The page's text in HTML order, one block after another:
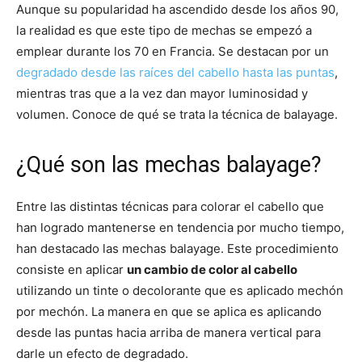
Aunque su popularidad ha ascendido desde los años 90,
la realidad es que este tipo de mechas se empezó a
emplear durante los 70 en Francia. Se destacan por un
degradado desde las raíces del cabello hasta las puntas,
mientras tras que a la vez dan mayor luminosidad y
volumen. Conoce de qué se trata la técnica de balayage.
¿Qué son las mechas balayage?
Entre las distintas técnicas para colorar el cabello que
han logrado mantenerse en tendencia por mucho tiempo,
han destacado las mechas balayage. Este procedimiento
consiste en aplicar un cambio de color al cabello
utilizando un tinte o decolorante que es aplicado mechón
por mechón. La manera en que se aplica es aplicando
desde las puntas hacia arriba de manera vertical para
darle un efecto de degradado.